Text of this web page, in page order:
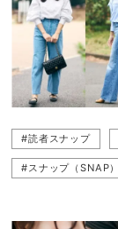
#読者スナップ
#スナップ（SNAP）